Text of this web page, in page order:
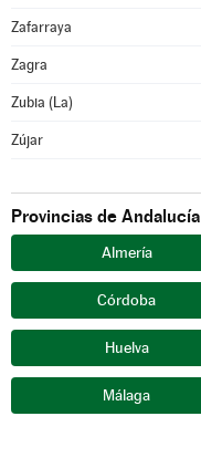
Zafarraya
Zagra
Zubia (La)
Zújar
Provincias de Andalucía
Almería
Córdoba
Huelva
Málaga